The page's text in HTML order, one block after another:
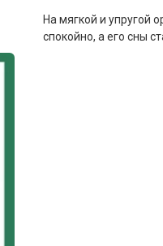
На мягкой и упругой
спокойно, а его сны